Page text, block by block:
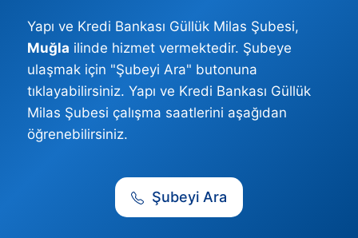
Yapı ve Kredi Bankası Güllük Milas Şubesi,
Muğla ilinde hizmet vermektedir. Şubeye
ulaşmak için "Şubeyi Ara" butonuna
tıklayabilirsiniz. Yapı ve Kredi Bankası Güllük
Milas Şubesi çalışma saatlerini aşağıdan
öğrenebilirsiniz.
Şubeyi Ara